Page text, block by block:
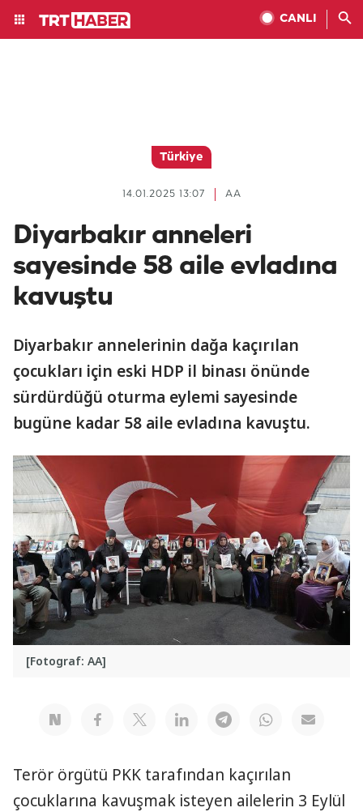
CANLI
Türkiye
AA
14.01.2025 13:07
Diyarbakır anneleri
sayesinde 58 aile evladına
kavuştu
Diyarbakır annelerinin dağa kaçırılan
çocukları için eski HDP il binası önünde
sürdürdüğü oturma eylemi sayesinde
bugüne kadar 58 aile evladına kavuştu.
[Fotograf: AA]
Terör örgütü PKK tarafından kaçırılan
çocuklarına kavuşmak isteyen ailelerin 3 Eylül